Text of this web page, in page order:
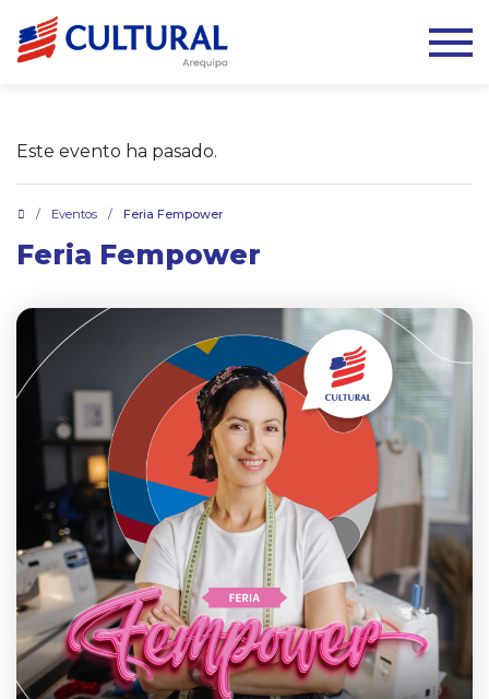
Este evento ha pasado.
/ Eventos / Feria Fempower
Feria Fempower